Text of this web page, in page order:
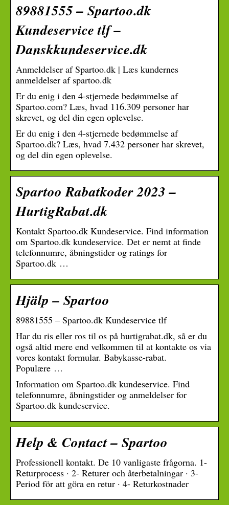
89881555 – Spartoo.dk
Kundeservice tlf –
Danskkundeservice.dk
Anmeldelser af Spartoo.dk | Læs kundernes
anmeldelser af spartoo.dk
Er du enig i den 4-stjernede bedømmelse af
Spartoo.com? Læs, hvad 116.309 personer har
skrevet, og del din egen oplevelse.
Er du enig i den 4-stjernede bedømmelse af
Spartoo.dk? Læs, hvad 7.432 personer har skrevet,
og del din egen oplevelse.
Spartoo Rabatkoder 2023 –
HurtigRabat.dk
Kontakt Spartoo.dk Kundeservice. Find information
om Spartoo.dk kundeservice. Det er nemt at finde
telefonnumre, åbningstider og ratings for
Spartoo.dk …
Hjälp – Spartoo
89881555 – Spartoo.dk Kundeservice tlf
Har du ris eller ros til os på hurtigrabat.dk, så er du
også altid mere end velkommen til at kontakte os via
vores kontakt formular. Babykasse-rabat.
Populære …
Information om Spartoo.dk kundeservice. Find
telefonnumre, åbningstider og anmeldelser for
Spartoo.dk kundeservice.
Help & Contact – Spartoo
Professionell kontakt. De 10 vanligaste frågorna. 1-
Returprocess · 2- Returer och återbetalningar · 3-
Period för att göra en retur · 4- Returkostnader